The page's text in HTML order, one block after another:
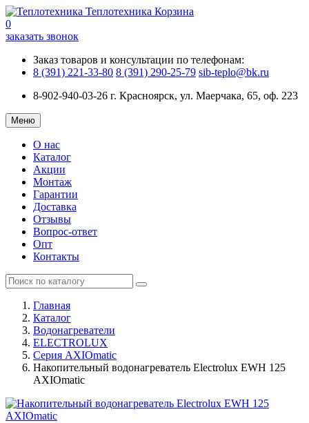
Теплотехника Корзина
0
заказать звонок
Заказ товаров и консультации по телефонам:
8 (391) 221-33-80 8 (391) 290-25-79 sib-teplo@bk.ru
8-902-940-03-26 г. Красноярск, ул. Маерчака, 65, оф. 223
Меню
О нас
Каталог
Акции
Монтаж
Гарантии
Доставка
Отзывы
Вопрос-ответ
Опт
Контакты
Главная
Каталог
Водонагреватели
ELECTROLUX
Серия AXIOmatic
Накопительный водонагреватель Electrolux EWH 125
AXIOmatic